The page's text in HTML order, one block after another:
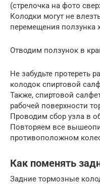
(стрелочка на фото
Колодки могут не
перемещения ползунка
Отводим ползунок в
Не забудьте протереть
колодок спиртовой
Также, спиртовой
рабочей поверхности
Проводим сбор узла в
Повторяем все
противоположном
Как поменять
Задние тормозные